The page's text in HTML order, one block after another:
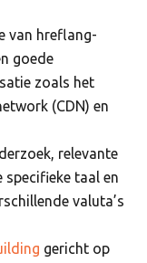
van hreflang-
goede
zoals het
(CDN) en
relevante
taal en
valuta’s
gericht op